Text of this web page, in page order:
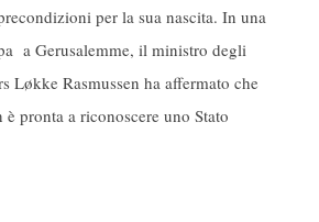
per la sua nascita. In una
a Gerusalemme, il ministro degli
Løkke Rasmussen ha affermato che
è pronta a riconoscere uno Stato